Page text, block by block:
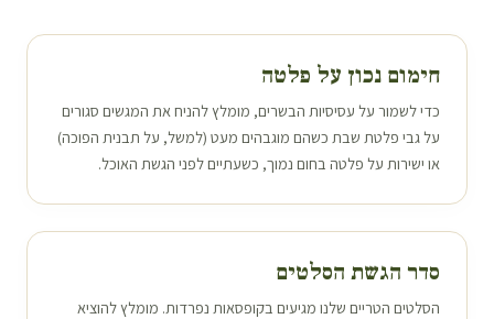
חימום נכון על פלטה
כדי לשמור על עסיסיות הבשרים, מומלץ להניח את המגשים סגורים
על גבי פלטת שבת כשהם מוגבהים מעט (למשל, על תבנית הפוכה)
או ישירות על פלטה בחום נמוך, כשעתיים לפני הגשת האוכל.
סדר הגשת הסלטים
הסלטים הטריים שלנו מגיעים בקופסאות נפרדות. מומלץ להוציא